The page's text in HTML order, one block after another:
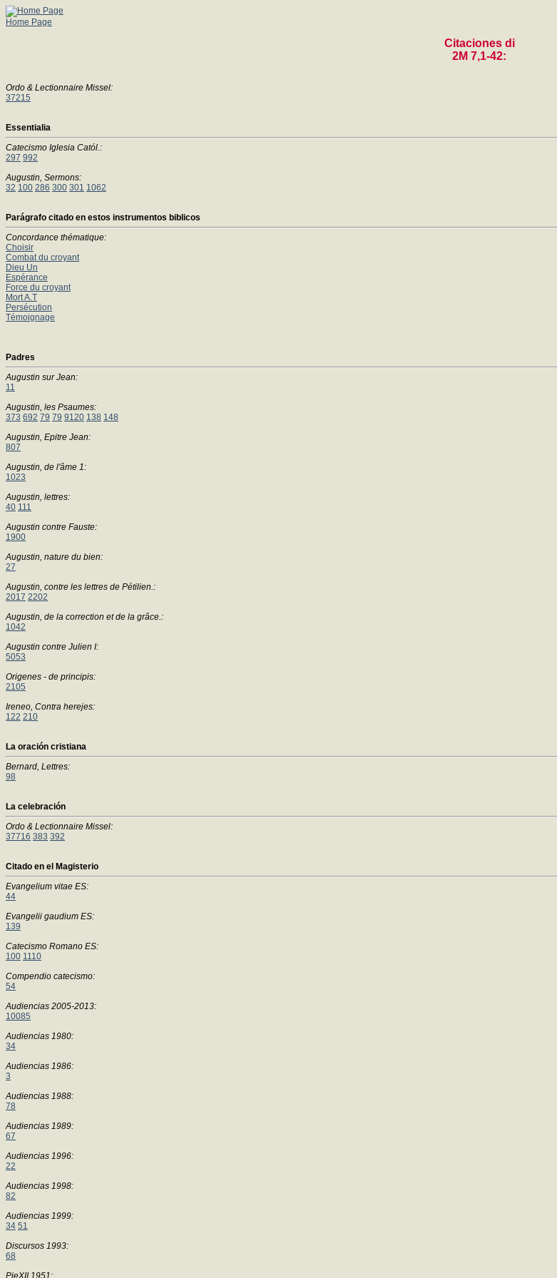
Home Page
Citaciones di
2M 7,1-42:
Ordo & Lectionnaire Missel:
37215
Essentialia
Catecismo Iglesia Catól.:
297 992
Augustin, Sermons:
32 100 286 300 301 1062
Parágrafo citado en estos instrumentos biblicos
Concordance thématique:
Choisir
Combat du croyant
Dieu Un
Espérance
Force du croyant
Mort A.T
Persécution
Témoignage
Padres
Augustin sur Jean:
11
Augustin, les Psaumes:
373 692 79 79 9120 138 148
Augustin, Epitre Jean:
807
Augustin, de l'âme 1:
1023
Augustin, lettres:
40 111
Augustin contre Fauste:
1900
Augustin, nature du bien:
27
Augustin, contre les lettres de Pétilien.:
2017 2202
Augustin, de la correction et de la grâce.:
1042
Augustin contre Julien I:
5053
Origenes - de principis:
2105
Ireneo, Contra herejes:
122 210
La oración cristiana
Bernard, Lettres:
98
La celebración
Ordo & Lectionnaire Missel:
37716 383 392
Citado en el Magisterio
Evangelium vitae ES:
44
Evangelii gaudium ES:
139
Catecismo Romano ES:
100 1110
Compendio catecismo:
54
Audiencias 2005-2013:
10085
Audiencias 1980:
34
Audiencias 1986:
3
Audiencias 1988:
78
Audiencias 1989:
67
Audiencias 1996:
22
Audiencias 1998:
82
Audiencias 1999:
34 51
Discursos 1993:
68
PieXII 1951: